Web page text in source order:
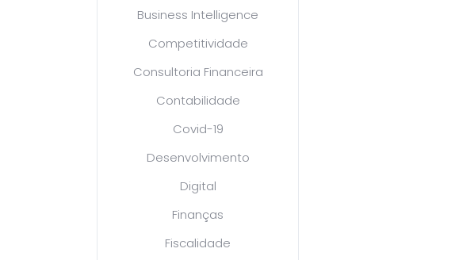
Business Intelligence
Competitividade
Consultoria Financeira
Contabilidade
Covid-19
Desenvolvimento
Digital
Finanças
Fiscalidade